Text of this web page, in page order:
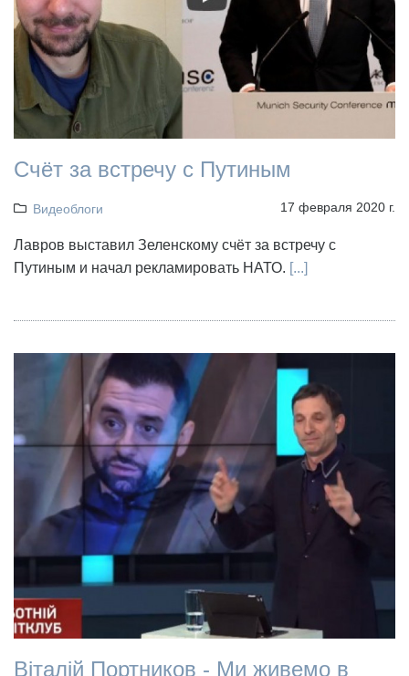
Cчёт за встречу с Путиным
Видеоблоги 17 февраля 2020 г.
Лавров выставил Зеленскому счёт за встречу с
Путиным и начал рекламировать НАТО. [...]
Віталій Портников - Ми живемо в